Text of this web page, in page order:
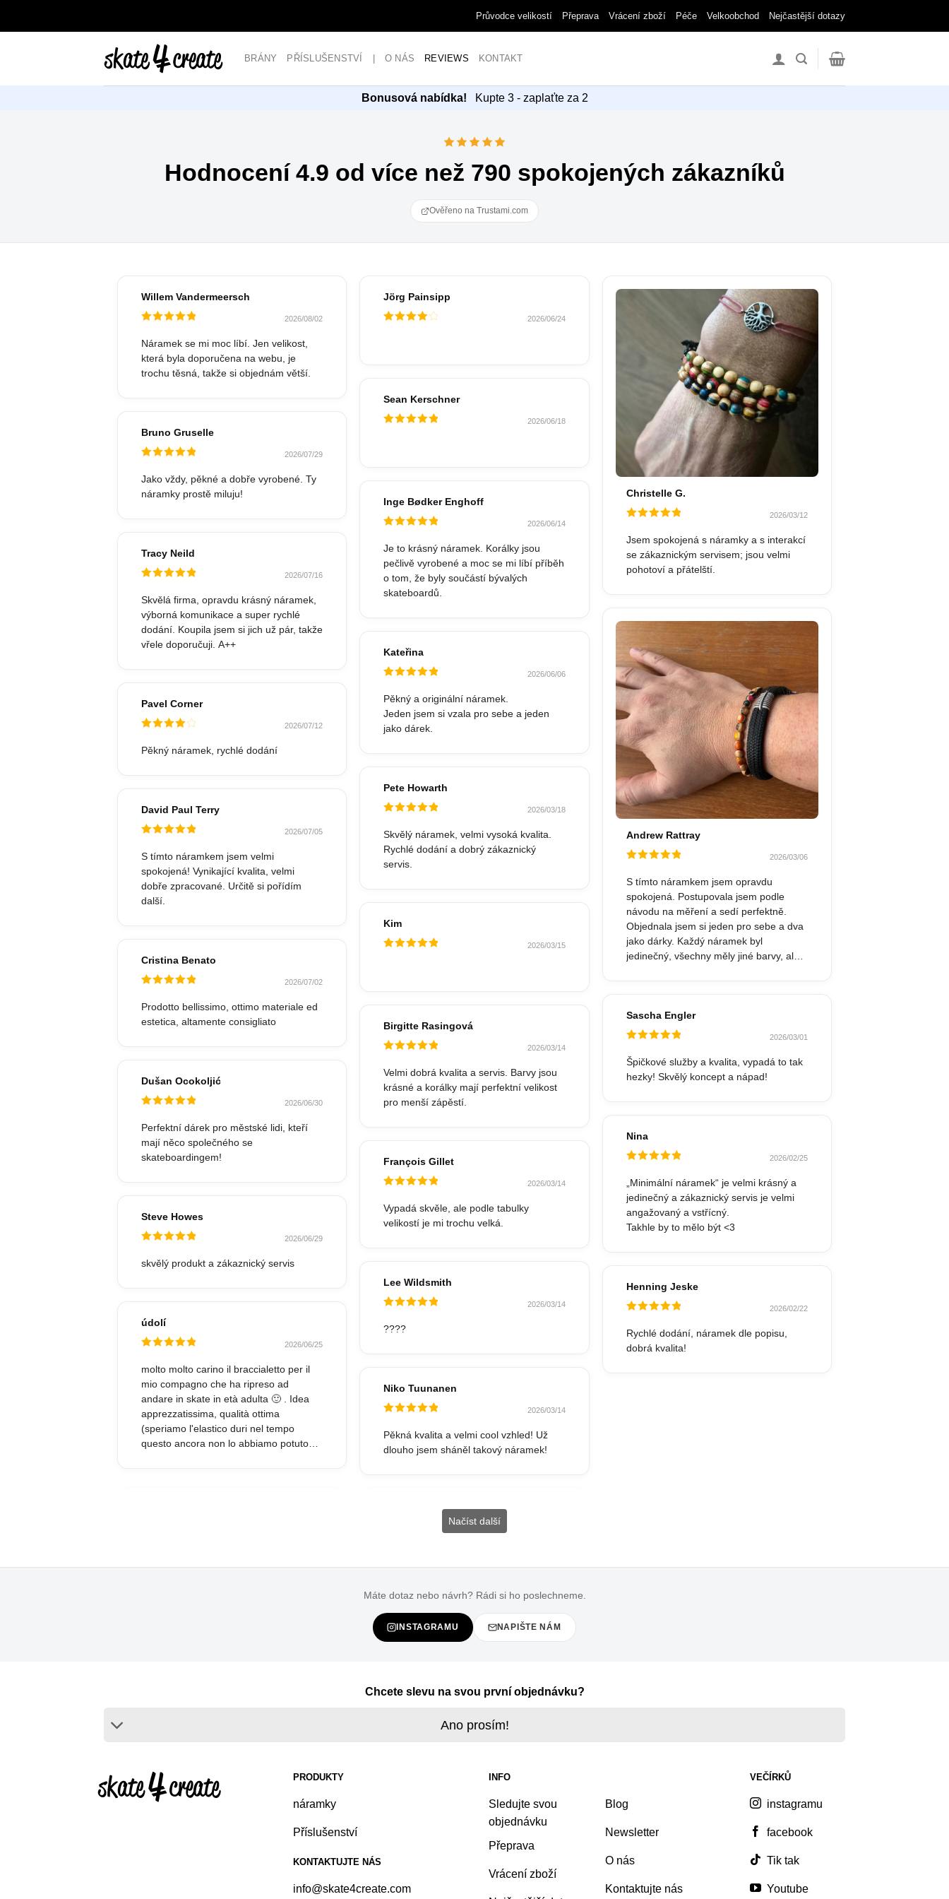
Průvodce velikostí Přeprava Vrácení zboží Péče Velkoobchod Nejčastější dotazy
BRÁNY PŘÍSLUŠENSTVÍ O NÁS REVIEWS KONTAKT
Bonusová nabídka! Kupte 3 - zaplaťte za 2
Hodnocení 4.9 od více než 790 spokojených zákazníků
Ověřeno na Trustami.com
Willem Vandermeersch
5z 5
2026/08/02
Náramek se mi moc líbí. Jen velikost,
která byla doporučena na webu, je
trochu těsná, takže si objednám větší.
Bruno Gruselle
5z 5
2026/07/29
Jako vždy, pěkné a dobře vyrobené. Ty
náramky prostě miluju!
Tracy Neild
5z 5
2026/07/16
Skvělá firma, opravdu krásný náramek,
výborná komunikace a super rychlé
dodání. Koupila jsem si jich už pár, takže
vřele doporučuji. A++
Pavel Corner
4z 5
2026/07/12
Pěkný náramek, rychlé dodání
David Paul Terry
5z 5
2026/07/05
S tímto náramkem jsem velmi
spokojená! Vynikající kvalita, velmi
dobře zpracované. Určitě si pořídím
další.
Cristina Benato
5z 5
2026/07/02
Prodotto bellissimo, ottimo materiale ed
estetica, altamente consigliato
Dušan Ocokoljić
5z 5
2026/06/30
Perfektní dárek pro městské lidi, kteří
mají něco společného se
skateboardingem!
Steve Howes
5z 5
2026/06/29
skvělý produkt a zákaznický servis
údolí
5z 5
2026/06/25
molto molto carino il braccialetto per il
mio compagno che ha ripreso ad
andare in skate in età adulta 🙂 . Idea
apprezzatissima, qualità ottima
(speriamo l'elastico duri nel tempo
questo ancora non lo abbiamo potuto
Jörg Painsipp
2026/06/24
Sean Kerschner
2026/06/18
Inge Bødker Enghoff
5z 5
2026/06/14
Je to krásný náramek. Korálky jsou
pečlivě vyrobené a moc se mi líbí příběh
o tom, že byly součástí bývalých
skateboardů.
Kateřina
5z 5
2026/06/06
Pěkný a originální náramek.
Jeden jsem si vzala pro sebe a jeden
jako dárek.
Pete Howarth
5z 5
2026/03/18
Skvělý náramek, velmi vysoká kvalita.
Rychlé dodání a dobrý zákaznický
servis.
Kim
2026/03/15
Birgitte Rasingová
5z 5
2026/03/14
Velmi dobrá kvalita a servis. Barvy jsou
krásné a korálky mají perfektní velikost
pro menší zápěstí.
François Gillet
5z 5
2026/03/14
Vypadá skvěle, ale podle tabulky
velikostí je mi trochu velká.
Lee Wildsmith
5z 5
2026/03/14
????
Niko Tuunanen
5z 5
2026/03/14
Pěkná kvalita a velmi cool vzhled! Už
dlouho jsem sháněl takový náramek!
Christelle G.
5z 5
2026/03/12
Jsem spokojená s náramky a s interakcí
se zákaznickým servisem; jsou velmi
pohotoví a přátelští.
Andrew Rattray
5z 5
2026/03/06
S tímto náramkem jsem opravdu
spokojená. Postupovala jsem podle
návodu na měření a sedí perfektně.
Objednala jsem si jeden pro sebe a dva
jako dárky. Každý náramek byl
jedinečný, všechny měly jiné barvy, ale
usnadnila.
Doporučil bych každému, kdo váhá
ohromeni.
Sascha Engler
5z 5
2026/03/01
Špičkové služby a kvalita, vypadá to tak
hezky! Skvělý koncept a nápad!
Nina
5z 5
2026/02/25
„Minimální náramek“ je velmi krásný a
jedinečný a zákaznický servis je velmi
angažovaný a vstřícný.
Takhle by to mělo být <3
Henning Jeske
5z 5
2026/02/22
Rychlé dodání, náramek dle popisu,
dobrá kvalita!
Načíst další
Máte dotaz nebo návrh? Rádi si ho poslechneme.
INSTAGRAMU NAPIŠTE NÁM
Chcete slevu na svou první objednávku?
Ano prosím!
PRODUKTY
náramky
Příslušenství
KONTAKTUJTE NÁS
info@skate4create.com
INFO
Sledujte svou
objednávku
Přeprava
Vrácení zboží
Blog
Newsletter
O nás
Kontaktujte nás
VEČÍRKŮ
instagramu
facebook
Tik tak
Youtube